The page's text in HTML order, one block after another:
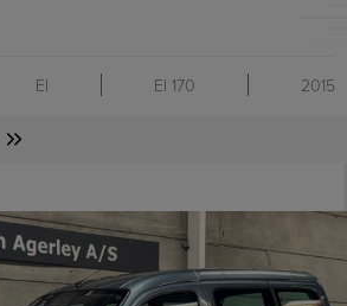
El El 170 2015
SE SPECIFIKATIONER